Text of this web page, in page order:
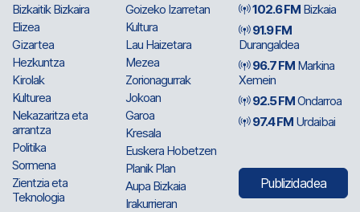
Bizkaitik Bizkaira
Elizea
Gizartea
Hezkuntza
Kirolak
Kulturea
Nekazaritza eta
arrantza
Politika
Sormena
Zientzia eta
Teknologia
Goizeko Izarretan
Kultura
Lau Haizetara
Mezea
Zorionagurrak
Jokoan
Garoa
Kresala
Euskera Hobetzen
Planik Plan
Aupa Bizkaia
Irakurrieran
102.6 FM Bizkaia
91.9 FM
Durangaldea
96.7 FM Markina
Xemein
92.5 FMOndarroa
97.4 FM Urdaibai
Publizidadea